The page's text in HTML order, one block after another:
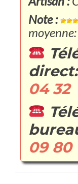
Note :
moyenne:
04 32
09 80